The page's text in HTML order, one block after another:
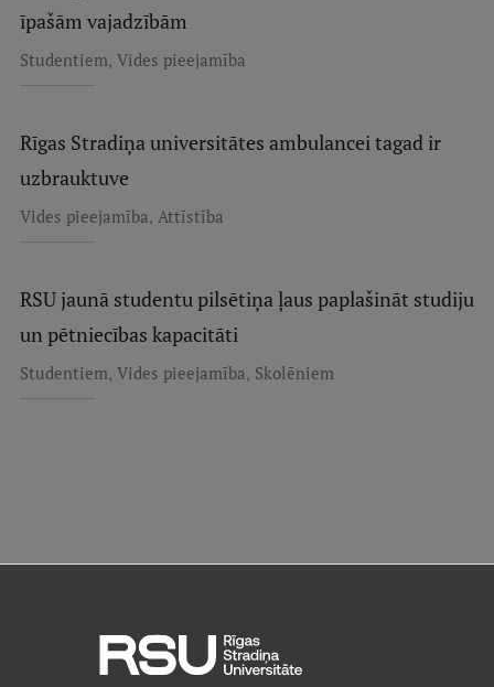
Zinātnieku brokastis
Vertikāli integrētie projekti
Inovāciju centrs
Mobilitātes programmas
Starptautiskie projekti
īpašām vajadzībām
Studentiem, Vides pieejamība
Rīgas Stradiņa universitātes ambulancei tagad ir
uzbrauktuve
Vides pieejamība, Attīstība
RSU jaunā studentu pilsētiņa ļaus paplašināt studiju
un pētniecības kapacitāti
Studentiem, Vides pieejamība, Skolēniem